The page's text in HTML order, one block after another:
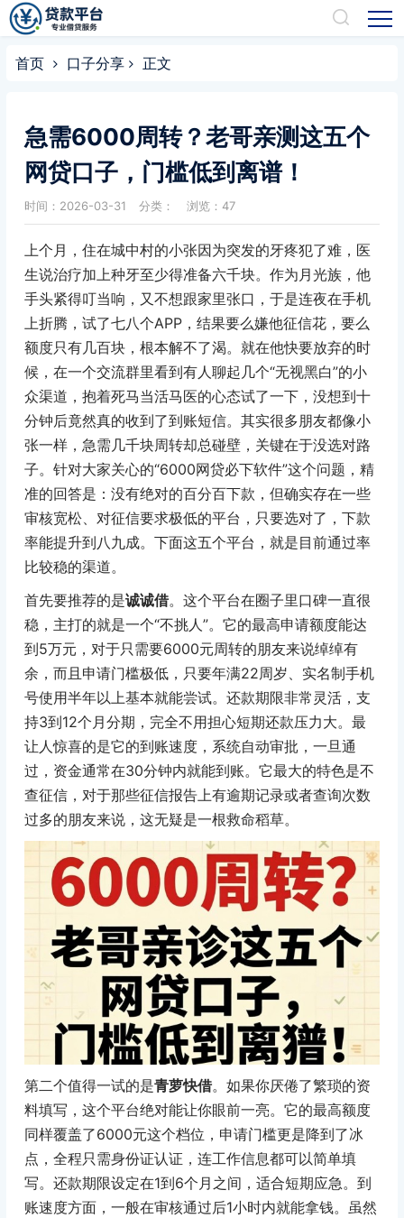
首页 口子分享 正文
急需6000周转？老哥亲测这五个
网贷口子，门槛低到离谱！
时间：2026-03-31 分类： 浏览：47
上个月，住在城中村的小张因为突发的牙疼犯了难，医
生说治疗加上种牙至少得准备六千块。作为月光族，他
手头紧得叮当响，又不想跟家里张口，于是连夜在手机
上折腾，试了七八个APP，结果要么嫌他征信花，要么
额度只有几百块，根本解不了渴。就在他快要放弃的时
候，在一个交流群里看到有人聊起几个“无视黑白”的小
众渠道，抱着死马当活马医的心态试了一下，没想到十
分钟后竟然真的收到了到账短信。其实很多朋友都像小
张一样，急需几千块周转却总碰壁，关键在于没选对路
子。针对大家关心的“6000网贷必下软件”这个问题，精
准的回答是：没有绝对的百分百下款，但确实存在一些
审核宽松、对征信要求极低的平台，只要选对了，下款
率能提升到八九成。下面这五个平台，就是目前通过率
比较稳的渠道。
首先要推荐的是诚诚借。这个平台在圈子里口碑一直很
稳，主打的就是一个“不挑人”。它的最高申请额度能达
到5万元，对于只需要6000元周转的朋友来说绰绰有
余，而且申请门槛极低，只要年满22周岁、实名制手机
号使用半年以上基本就能尝试。还款期限非常灵活，支
持3到12个月分期，完全不用担心短期还款压力大。最
让人惊喜的是它的到账速度，系统自动审批，一旦通
过，资金通常在30分钟内就能到账。它最大的特色是不
查征信，对于那些征信报告上有逾期记录或者查询次数
过多的朋友来说，这无疑是一根救命稻草。
第二个值得一试的是青萝快借。如果你厌倦了繁琐的资
料填写，这个平台绝对能让你眼前一亮。它的最高额度
同样覆盖了6000元这个档位，申请门槛更是降到了冰
点，全程只需身份证认证，连工作信息都可以简单填
写。还款期限设定在1到6个月之间，适合短期应急。到
账速度方面，一般在审核通过后1小时内就能拿钱。虽然